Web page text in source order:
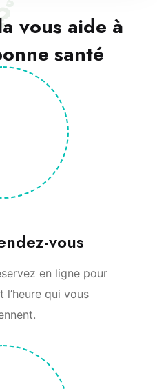
vous aide à
santé
vous
en ligne pour
l’heure qui vous